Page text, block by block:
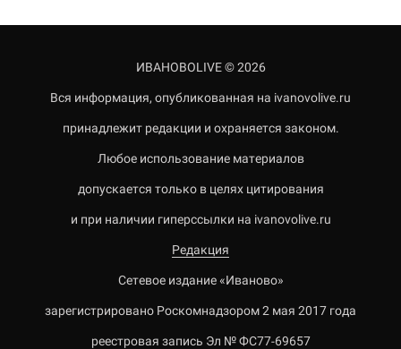
ИВАНОВОLIVE © 2026
Вся информация, опубликованная на ivanovolive.ru
принадлежит редакции и охраняется законом.
Любое использование материалов
допускается только в целях цитирования
и при наличии гиперссылки на ivanovolive.ru
Редакция
Сетевое издание «Иваново»
зарегистрировано Роскомнадзором 2 мая 2017 года
реестровая запись Эл № ФС77-69657